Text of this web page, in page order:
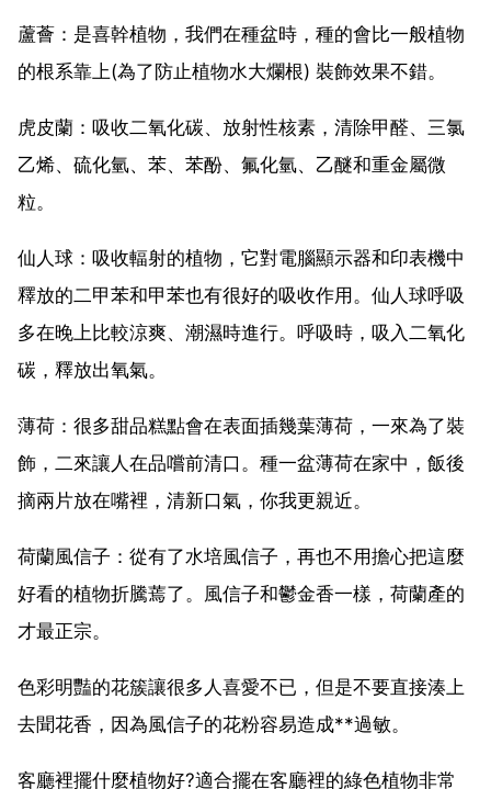
蘆薈：是喜幹植物，我們在種盆時，種的會比一般植物
的根系靠上(為了防止植物水大爛根) 裝飾效果不錯。
虎皮蘭：吸收二氧化碳、放射性核素，清除甲醛、三氯
乙烯、硫化氫、苯、苯酚、氟化氫、乙醚和重金屬微
粒。
仙人球：吸收輻射的植物，它對電腦顯示器和印表機中
釋放的二甲苯和甲苯也有很好的吸收作用。仙人球呼吸
多在晚上比較涼爽、潮濕時進行。呼吸時，吸入二氧化
碳，釋放出氧氣。
薄荷：很多甜品糕點會在表面插幾葉薄荷，一來為了裝
飾，二來讓人在品嚐前清口。種一盆薄荷在家中，飯後
摘兩片放在嘴裡，清新口氣，你我更親近。
荷蘭風信子：從有了水培風信子，再也不用擔心把這麼
好看的植物折騰蔫了。風信子和鬱金香一樣，荷蘭產的
才最正宗。
色彩明豔的花簇讓很多人喜愛不已，但是不要直接湊上
去聞花香，因為風信子的花粉容易造成**過敏。
客廳裡擺什麼植物好?適合擺在客廳裡的綠色植物非常